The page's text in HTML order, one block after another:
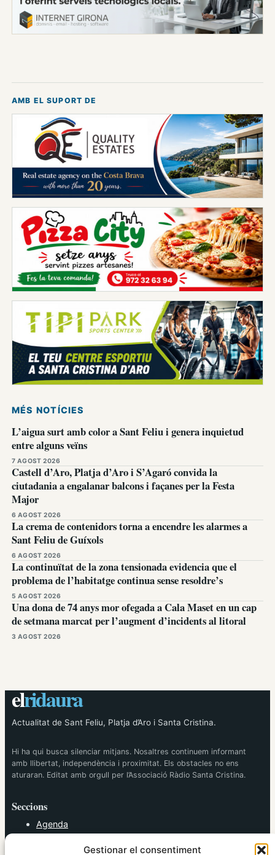
Gestionar el consentiment
AMB EL SUPORT DE
MÉS NOTÍCIES
L’aigua surt amb color a Sant Feliu i genera inquietud
entre alguns veïns
7 AGOST 2026
Castell d’Aro, Platja d’Aro i S’Agaró convida la
ciutadania a engalanar balcons i façanes per la Festa
Major
6 AGOST 2026
La crema de contenidors torna a encendre les alarmes a
Sant Feliu de Guíxols
6 AGOST 2026
La continuïtat de la zona tensionada evidencia que el
problema de l’habitatge continua sense resoldre’s
5 AGOST 2026
Una dona de 74 anys mor ofegada a Cala Maset en un cap
de setmana marcat per l’augment d’incidents al litoral
3 AGOST 2026
elridaura
Actualitat de Sant Feliu, Platja d’Aro i Santa Cristina.
Hi ha qui busca silenciar mitjans. Nosaltres continuem informant
amb llibertat, independència i proximitat. Els obstacles no ens
aturaran. Editat amb orgull per l’Associació Ràdio Santa Cristina.
Seccions
Agenda